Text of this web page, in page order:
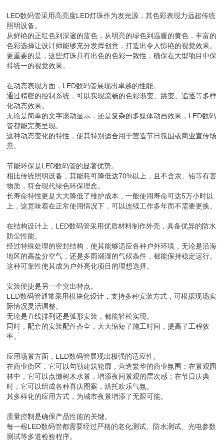
LED数码管采用高亮度LED灯珠作为发光源，其色彩表现力远超传统
照明设备。
从鲜艳的正红色到深邃的蓝色，从明亮的绿色到温暖的黄色，丰富的
色彩选择让设计师能够充分发挥创意，打造出令人惊艳的视觉效果。
更重要的是，这些灯珠具有出色的色彩一致性，确保在大型项目中保
持统一的视觉效果。
在动态表现方面，LED数码管展现出卓越的性能。
通过精密的控制系统，可以实现流畅的色彩渐变、跳变、追逐等多样
化动态效果。
无论是简单的文字滚动显示，还是复杂的多媒体动画效果，LED数码
管都能完美呈现。
这种动态变化的特性，使其特别适合用于营造节日氛围或商业宣传场
景。
节能环保是LED数码管的显著优势。
相比传统照明设备，其能耗可降低达70%以上，且不含汞、铅等有害
物质，符合现代绿色环保理念。
长寿命特性更是大大降低了维护成本，一般使用寿命可达5万小时以
上，这意味着在正常使用情况下，可以连续工作多年而不需要更换。
在结构设计上，LED数码管采用优质材料制作外壳，具备优异的防水
防尘性能。
经过特殊处理的密封结构，使其能够适应各种户外环境，无论是沿海
地区的高盐分空气，还是多雨潮湿的气候条件，都能保持稳定运行。
这种可靠性使其成为户外亮化项目的理想选择。
安装便捷是另一个突出特点。
LED数码管通常采用模块化设计，支持多种安装方式，可根据现场实
际情况灵活调整。
无论是直线排列还是弧形安装，都能轻松实现。
同时，配套的安装配件齐全，大大缩短了施工时间，提高了工程效
率。
应用场景方面，LED数码管展现出极强的适应性。
在商业街区，它可以勾勒建筑轮廓，营造繁华的商业氛围；在景观园
林中，它可以点缀树木水景，增添夜间景观的层次感；在节日庆典
时，它可以组成各种喜庆图案，烘托欢乐气氛。
其多样化的应用方式，为城市夜景增添了无限可能。
质量控制是确保产品性能的关键。
每一根LED数码管都需要经过严格的老化测试、防水测试、光电参数
测试等多道检验程序。